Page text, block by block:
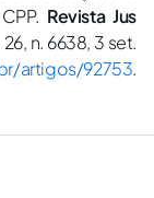
Revista Jus
n. 6638, 3 set.
artigos/92753.